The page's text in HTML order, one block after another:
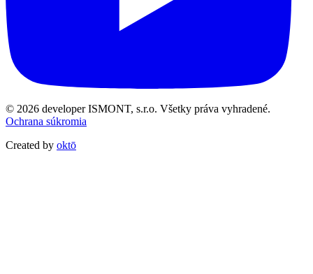
© 2026 developer ISMONT, s.r.o. Všetky práva vyhradené.
Ochrana súkromia
Created by oktō